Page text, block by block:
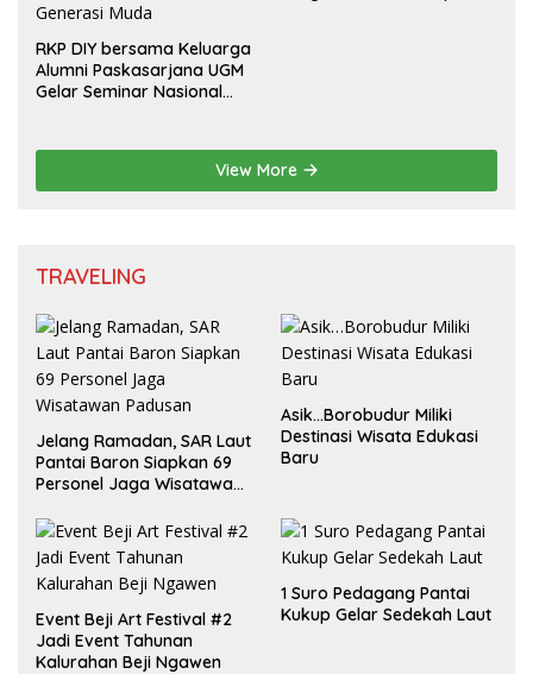
RKP DIY bersama Keluarga
Alumni Paskasarjana UGM
Gelar Seminar Nasional
View More
TRAVELING
Jelang Ramadan, SAR Laut
Pantai Baron Siapkan 69
Personel Jaga Wisatawan
Asik…Borobudur Miliki
Destinasi Wisata Edukasi
Baru
Event Beji Art Festival #2
Jadi Event Tahunan
Kalurahan Beji Ngawen
1 Suro Pedagang Pantai
Kukup Gelar Sedekah Laut